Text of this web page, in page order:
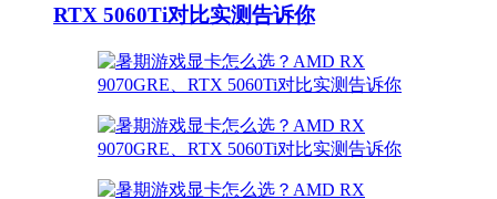
RTX 5060Ti对比实测告诉你